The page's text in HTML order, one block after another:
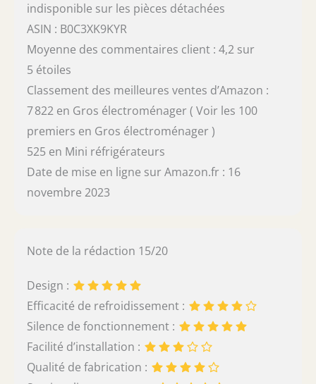
indisponible sur les pièces détachées
ASIN : B0C3XK9KYR
Moyenne des commentaires client : 4,2 sur
5 étoiles
Classement des meilleures ventes d’Amazon :
7 822 en Gros électroménager ( Voir les 100
premiers en Gros électroménager )
525 en Mini réfrigérateurs
Date de mise en ligne sur Amazon.fr : 16
novembre 2023
Note de la rédaction 15/20
Design :
Efficacité de refroidissement :
Silence de fonctionnement :
Facilité d’installation :
Qualité de fabrication :